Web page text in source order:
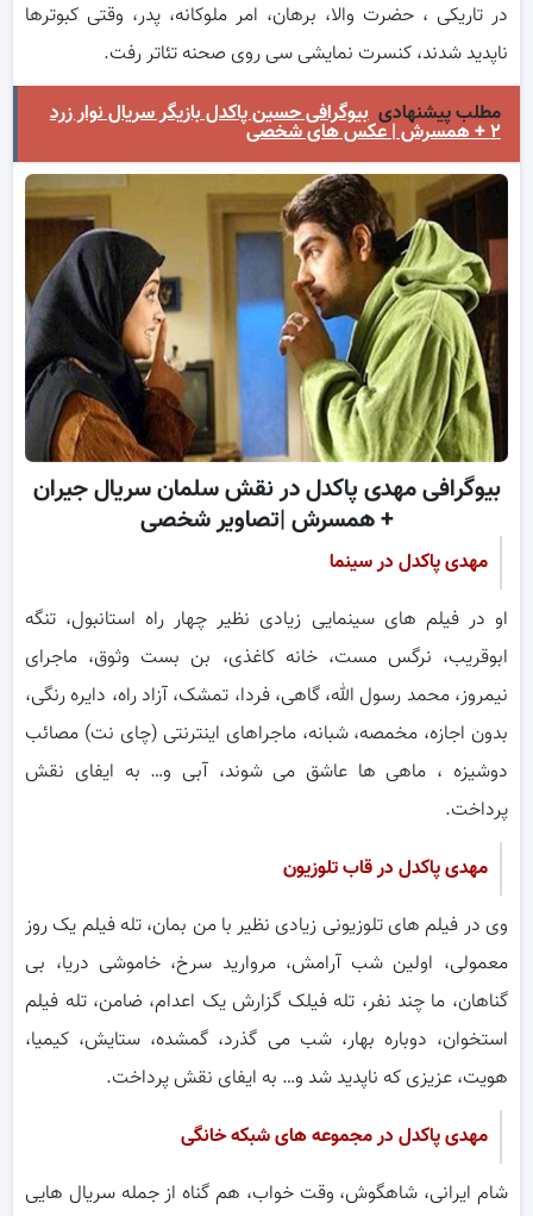
در تاریکی ، حضرت والا، برهان، امر ملوکانه، پدر، وقتی کبوترها
ناپدید شدند، کنسرت نمایشی سی روی صحنه تئاتر رفت.
مطلب پیشنهادی بیوگرافی حسین پاکدل بازیگر سریال نوار زرد
۲ + همسرش | عکس های شخصی
بیوگرافی مهدی پاکدل در نقش سلمان سریال جیران
+ همسرش |تصاویر شخصی
مهدی پاکدل در سینما
او در فیلم های سینمایی زیادی نظیر چهار راه استانبول، تنگه
ابوقریب، نرگس مست، خانه کاغذی، بن بست وثوق، ماجرای
نیمروز، محمد رسول الله، گاهی، فردا، تمشک، آزاد راه، دایره رنگی،
بدون اجازه، مخمصه، شبانه، ماجراهای اینترنتی (چای نت) مصائب
دوشیزه ، ماهی ها عاشق می شوند، آبی و… به ایفای نقش
پرداخت.
مهدی پاکدل در قاب تلوزیون
وی در فیلم های تلوزیونی زیادی نظیر با من بمان، تله فیلم یک روز
معمولی، اولین شب آرامش، مروارید سرخ، خاموشی دریا، بی
گناهان، ما چند نفر، تله فیلک گزارش یک اعدام، ضامن، تله فیلم
استخوان، دوباره بهار، شب می گذرد، گمشده، ستایش، کیمیا،
هویت، عزیزی که ناپدید شد و… به ایفای نقش پرداخت.
مهدی پاکدل در مجموعه های شبکه خانگی
شام ایرانی، شاهگوش، وقت خواب، هم گناه از جمله سریال هایی